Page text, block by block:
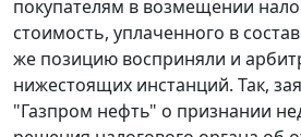
покупателям в возмещении
стоимость, уплаченного в
же позицию восприняли и
нижестоящих инстанций. Так,
"Газпром нефть" о признании